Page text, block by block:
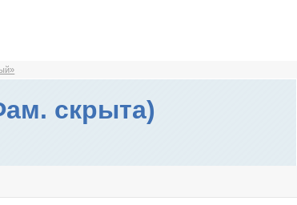
скрыта)